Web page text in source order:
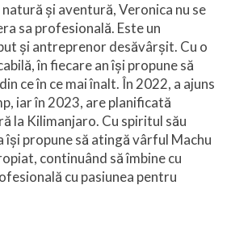
și aventură, Veronica nu se
sa profesională. Este un
și antreprenor desăvârșit. Cu o
în fiecare an își propune să
ce în ce mai înalt. În 2022, a ajuns
iar în 2023, are planificată
la Kilimanjaro. Cu spiritul său
își propune să atingă vârful Machu
continuând să îmbine cu
cu pasiunea pentru